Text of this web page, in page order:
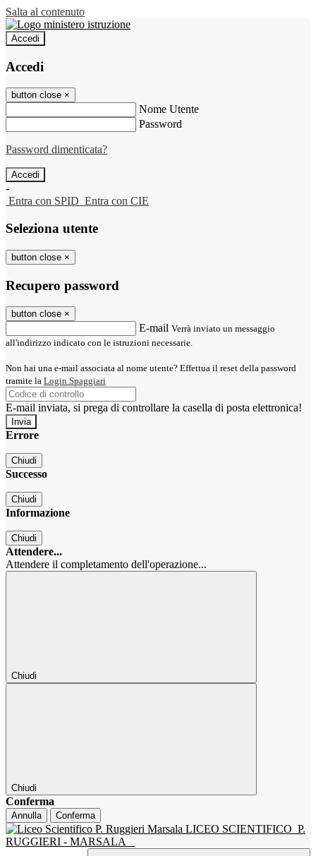
Salta al contenuto
Accedi
Accedi
button close ×
Nome Utente
Password
Password dimenticata?
-
Entra con SPID Entra con CIE
Seleziona utente
button close ×
Recupero password
button close ×
E-mail Verrà inviato un messaggio
all'indirizzo indicato con le istruzioni necessarie.
Non hai una e-mail associata al nome utente? Effettua il reset della password
tramite la Login Spaggiari
E-mail inviata, si prega di controllare la casella di posta elettronica!
Errore
Chiudi
Successo
Chiudi
Informazione
Chiudi
Attendere...
Attendere il completamento dell'operazione...
Chiudi
Chiudi
Conferma
Annulla Conferma
LICEO SCIENTIFICO P.
RUGGIERI - MARSALA